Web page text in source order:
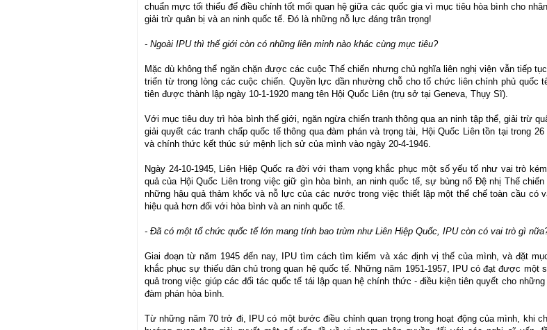
chuẩn mực tối thiểu để điều chỉnh tốt mối quan hệ giữa các quốc gia vì mục tiêu hòa bình cho nhân
giải trừ quân bị và an ninh quốc tế. Đó là những nỗ lực đáng trân trọng!
- Ngoài IPU thì thế giới còn có những liên minh nào khác cùng mục tiêu?
Mặc dù không thể ngăn chặn được các cuộc Thế chiến nhưng chủ nghĩa liên nghị viện vẫn tiếp
triển từ trong lòng các cuộc chiến. Quyền lực dần nhường chỗ cho tổ chức liên chính phủ quốc
tiên được thành lập ngày 10-1-1920 mang tên Hội Quốc Liên (trụ sở tại Geneva, Thụy Sĩ).
Với mục tiêu duy trì hòa bình thế giới, ngăn ngừa chiến tranh thông qua an ninh tập thể, giải trừ
giải quyết các tranh chấp quốc tế thông qua đàm phán và trọng tài, Hội Quốc Liên tồn tại trong 26
và chính thức kết thúc sứ mệnh lịch sử của mình vào ngày 20-4-1946.
Ngày 24-10-1945, Liên Hiệp Quốc ra đời với tham vọng khắc phục một số yếu tố như vai trò
quả của Hội Quốc Liên trong việc giữ gìn hòa bình, an ninh quốc tế, sự bùng nổ Đệ nhị Thế chiến
những hậu quả thảm khốc và nỗ lực của các nước trong việc thiết lập một thể chế toàn cầu có
hiệu quả hơn đối với hòa bình và an ninh quốc tế.
- Đã có một tổ chức quốc tế lớn mang tính bao trùm như Liên Hiệp Quốc, IPU còn có vai trò gì
Giai đoạn từ năm 1945 đến nay, IPU tìm cách tìm kiếm và xác định vị thế của mình, và đặt
khắc phục sự thiếu dân chủ trong quan hệ quốc tế. Những năm 1951-1957, IPU có đạt được một
quả trong việc giúp các đối tác quốc tế tái lập quan hệ chính thức - điều kiện tiên quyết cho những
đàm phán hòa bình.
Từ những năm 70 trở đi, IPU có một bước điều chỉnh quan trọng trong hoạt động của mình, khi